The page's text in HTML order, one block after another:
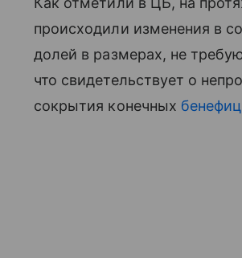
происходили изменения в
долей в размерах, не
что свидетельствует о
сокрытия конечных